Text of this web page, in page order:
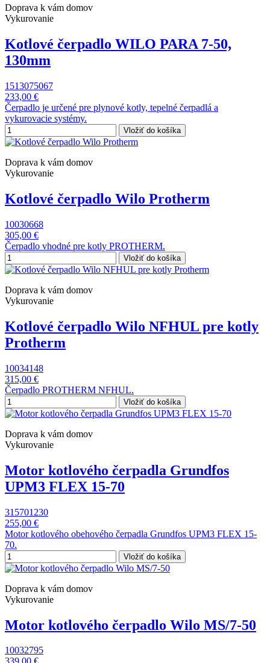
Doprava k vám domov
Vykurovanie
Kotlové čerpadlo WILO PARA 7-50,
130mm
1513075067
233,00 €
Čerpadlo je určené pre plynové kotly, tepelné čerpadlá a
vykurovacie systémy.
Vložiť do košíka
Doprava k vám domov
Vykurovanie
Kotlové čerpadlo Wilo Protherm
10030668
305,00 €
Čerpadlo vhodné pre kotly PROTHERM.
Vložiť do košíka
Doprava k vám domov
Vykurovanie
Kotlové čerpadlo Wilo NFHUL pre kotly
Protherm
10034148
315,00 €
Čerpadlo PROTHERM NFHUL.
Vložiť do košíka
Doprava k vám domov
Vykurovanie
Motor kotlového čerpadla Grundfos
UPM3 FLEX 15-70
315701230
255,00 €
Motor kotlového obehového čerpadla Grundfos UPM3 FLEX 15-
70.
Vložiť do košíka
Doprava k vám domov
Vykurovanie
Motor kotlového čerpadlo Wilo MS/7-50
10032795